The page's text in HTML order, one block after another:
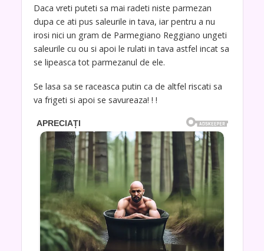
Daca vreti puteti sa mai radeti niste parmezan
dupa ce ati pus saleurile in tava, iar pentru a nu
irosi nici un gram de Parmegiano Reggiano ungeti
saleurile cu ou si apoi le rulati in tava astfel incat sa
se lipeasca tot parmezanul de ele.
Se lasa sa se raceasca putin ca de altfel riscati sa
va frigeti si apoi se savureaza! ! !